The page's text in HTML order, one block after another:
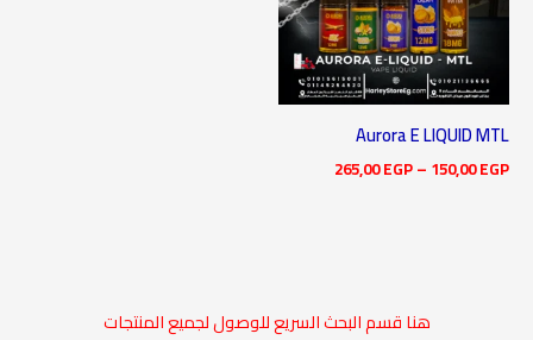
Aurora E LIQUID MTL
150,00EGP
–
265,00EGP
هنا قسم البحث السريع للوصول لجميع المنتجات